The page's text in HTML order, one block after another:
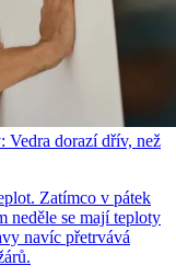
Vedra dorazí dřív, než
Zatímco v pátek
neděle se mají teploty
navíc přetrvává